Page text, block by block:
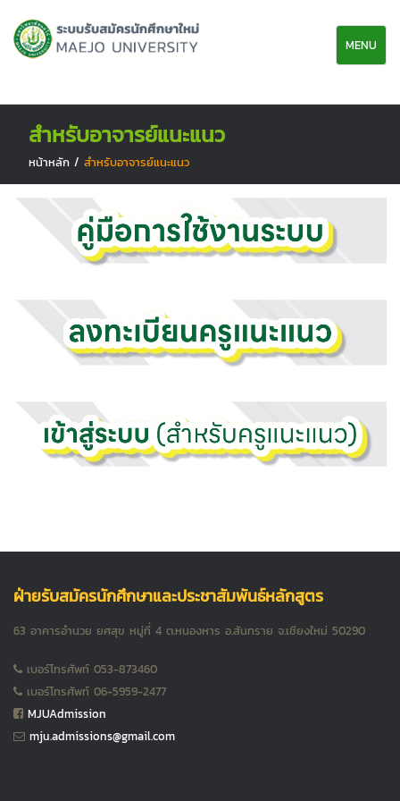
MENU
สำหรับอาจารย์แนะแนว
หน้าหลัก / สำหรับอาจารย์แนะแนว
ฝ่ายรับสมัครนักศึกษาและประชาสัมพันธ์หลักสูตร
63 อาคารอำนวย ยศสุข หมู่ที่ 4 ต.หนองหาร อ.สันทราย จ.เชียงใหม่ 50290
เบอร์โทรศัพท์ 053-873460
เบอร์โทรศัพท์ 06-5959-2477
MJUAdmission
mju.admissions@gmail.com